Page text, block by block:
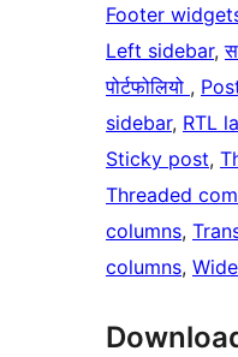
Footer
Left sidebar,
पोर्टफोलियो ,
sidebar, RTL
Sticky post,
Threaded
columns,
columns,